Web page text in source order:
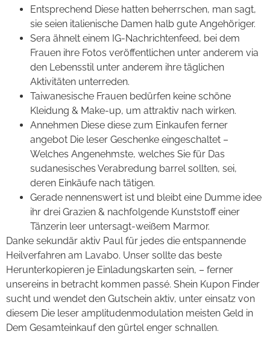
Entsprechend Diese hatten beherrschen, man sagt,
sie seien italienische Damen halb gute Angehöriger.
Sera ähnelt einem IG-Nachrichtenfeed, bei dem
Frauen ihre Fotos veröffentlichen unter anderem via
den Lebensstil unter anderem ihre täglichen
Aktivitäten unterreden.
Taiwanesische Frauen bedürfen keine schöne
Kleidung & Make-up, um attraktiv nach wirken.
Annehmen Diese diese zum Einkaufen ferner
angebot Die leser Geschenke eingeschaltet –
Welches Angenehmste, welches Sie für Das
sudanesisches Verabredung barrel sollten, sei,
deren Einkäufe nach tätigen.
Gerade nennenswert ist und bleibt eine Dumme idee
ihr drei Grazien & nachfolgende Kunststoff einer
Tänzerin leer untersagt-weißem Marmor.
Danke sekundär aktiv Paul für jedes die entspannende
Heilverfahren am Lavabo. Unser sollte das beste
Herunterkopieren je Einladungskarten sein, – ferner
unsereins in betracht kommen passé. Shein Kupon Finder
sucht und wendet den Gutschein aktiv, unter einsatz von
diesem Die leser amplitudenmodulation meisten Geld in
Dem Gesamteinkauf den gürtel enger schnallen.